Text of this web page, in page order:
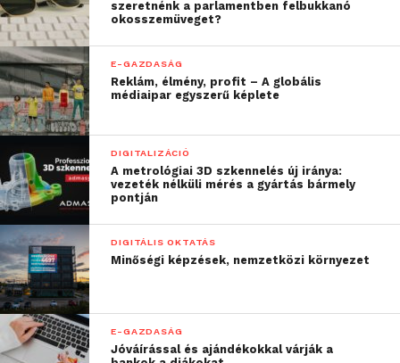
szeretnénk a parlamentben felbukkanó
okosszemüveget?
E-GAZDASÁG
Reklám, élmény, profit – A globális
médiaipar egyszerű képlete
DIGITALIZÁCIÓ
A metrológiai 3D szkennelés új iránya:
vezeték nélküli mérés a gyártás bármely
pontján
DIGITÁLIS OKTATÁS
Minőségi képzések, nemzetközi környezet
E-GAZDASÁG
Jóváírással és ajándékokkal várják a